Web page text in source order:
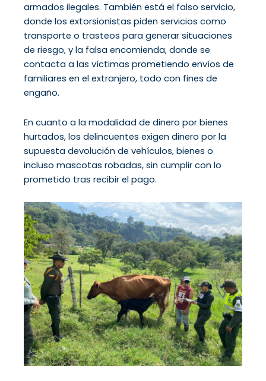
armados ilegales. También está el falso servicio,
donde los extorsionistas piden servicios como
transporte o trasteos para generar situaciones
de riesgo, y la falsa encomienda, donde se
contacta a las víctimas prometiendo envíos de
familiares en el extranjero, todo con fines de
engaño.
En cuanto a la modalidad de dinero por bienes
hurtados, los delincuentes exigen dinero por la
supuesta devolución de vehículos, bienes o
incluso mascotas robadas, sin cumplir con lo
prometido tras recibir el pago.